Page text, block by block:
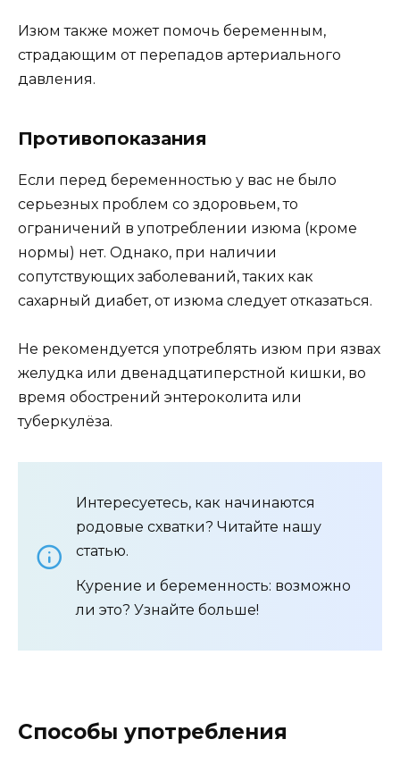
Изюм также может помочь беременным,
страдающим от перепадов артериального
давления.
Противопоказания
Если перед беременностью у вас не было
серьезных проблем со здоровьем, то
ограничений в употреблении изюма (кроме
нормы) нет. Однако, при наличии
сопутствующих заболеваний, таких как
сахарный диабет, от изюма следует отказаться.
Не рекомендуется употреблять изюм при язвах
желудка или двенадцатиперстной кишки, во
время обострений энтероколита или
туберкулёза.
Интересуетесь, как начинаются
родовые схватки? Читайте нашу
статью.
Курение и беременность: возможно
ли это? Узнайте больше!
Способы употребления